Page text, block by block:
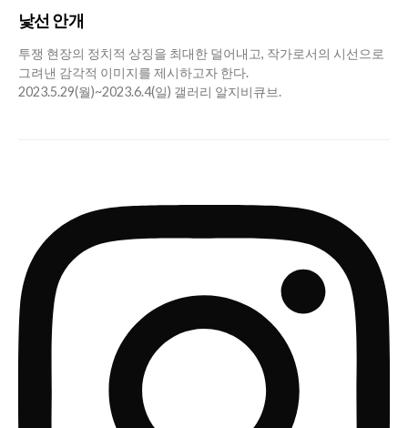
낯선 안개
투쟁 현장의 정치적 상징을 최대한 덜어내고, 작가로서의 시선으로
그려낸 감각적 이미지를 제시하고자 한다.
2023.5.29(월)~2023.6.4(일) 갤러리 알지비큐브.